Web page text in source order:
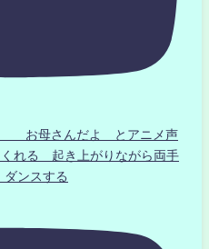
お母さんだよ とアニメ声
れる 起き上がりながら両手
ンスする